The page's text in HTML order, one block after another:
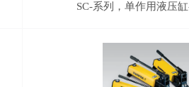
SC-系列，单作用液压